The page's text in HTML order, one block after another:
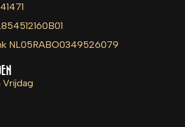
NL05RABO0349526079
Vrijdag